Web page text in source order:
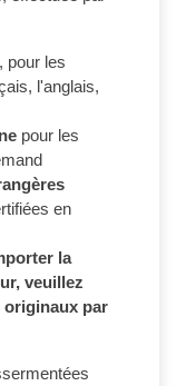
, pour les
l'anglais,
pour les
en
la
veuillez
originaux par